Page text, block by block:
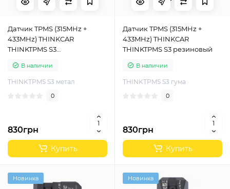
Датчик TPMS (315MHz +
433MHz) THINKCAR
THINKTPMS S3
В наличии
THINKTPMS S3 метал
0
830грн
Купить
Датчик TPMS (315MHz +
433MHz) THINKCAR
THINKTPMS S3 резиновый
В наличии
THINKTPMS S3 гума
0
830грн
Купить
Новинка Новинка